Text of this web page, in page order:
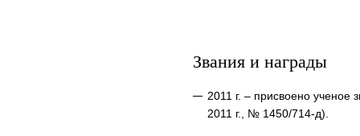
Звания и награды
2011 г. – присвоено
2011 г., № 1450/714-д).